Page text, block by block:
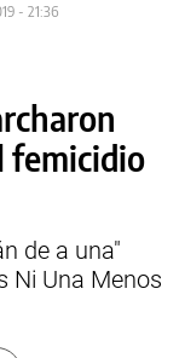
- 21:36
femicidio
de a una"
Ni Una Menos